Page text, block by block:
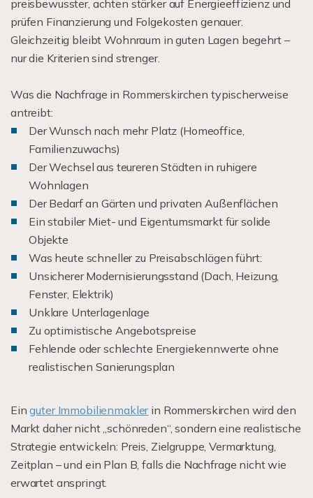
preisbewusster, achten stärker auf Energieeffizienz und
prüfen Finanzierung und Folgekosten genauer.
Gleichzeitig bleibt Wohnraum in guten Lagen begehrt –
nur die Kriterien sind strenger.
Was die Nachfrage in Rommerskirchen typischerweise
antreibt:
Der Wunsch nach mehr Platz (Homeoffice,
Familienzuwachs)
Der Wechsel aus teureren Städten in ruhigere
Wohnlagen
Der Bedarf an Gärten und privaten Außenflächen
Ein stabiler Miet- und Eigentumsmarkt für solide
Objekte
Was heute schneller zu Preisabschlägen führt:
Unsicherer Modernisierungsstand (Dach, Heizung,
Fenster, Elektrik)
Unklare Unterlagenlage
Zu optimistische Angebotspreise
Fehlende oder schlechte Energiekennwerte ohne
realistischen Sanierungsplan
Einguter Immobilienmaklerin Rommerskirchen wird den
Markt daher nicht „schönreden“, sondern eine realistische
Strategie entwickeln: Preis, Zielgruppe, Vermarktung,
Zeitplan – und ein Plan B, falls die Nachfrage nicht wie
erwartet anspringt.